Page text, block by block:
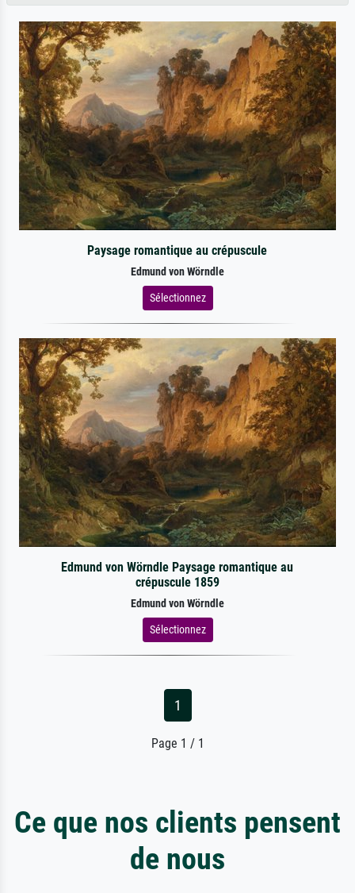
Paysage romantique au crépuscule
Edmund von Wörndle
Sélectionnez
Edmund von Wörndle Paysage romantique au
crépuscule 1859
Edmund von Wörndle
Sélectionnez
1
Page 1 / 1
Ce que nos clients pensent
de nous